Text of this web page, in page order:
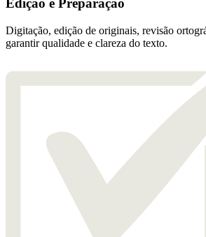
Edição e Preparação
Digitação, edição de originais, revisão
garantir qualidade e clareza do texto.